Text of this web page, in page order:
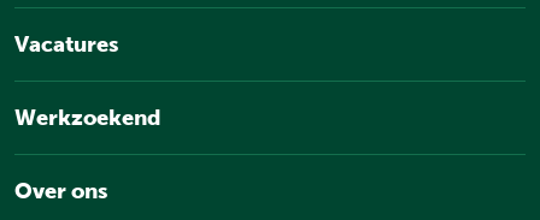
Vacatures
Werkzoekend
Over ons